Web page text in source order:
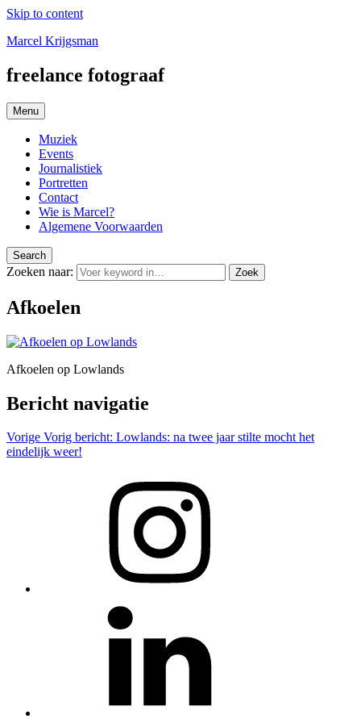
Skip to content
Marcel Krijgsman
freelance fotograaf
Menu
Muziek
Events
Journalistiek
Portretten
Contact
Wie is Marcel?
Algemene Voorwaarden
Search
Zoeken naar: Zoek
Afkoelen
Afkoelen op Lowlands
Bericht navigatie
Vorige Vorig bericht: Lowlands: na twee jaar stilte mocht het
eindelijk weer!